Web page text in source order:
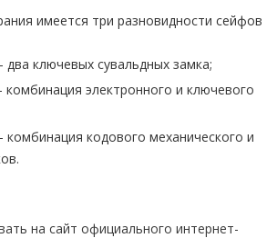
имеется три разновидности сейфов
два ключевых сувальдных замка;
комбинация электронного и ключевого
комбинация кодового механического и
на сайт официального интернет-